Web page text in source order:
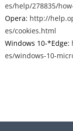
es/help/278835/
Opera: http://
es/cookies.html
Windows 10-*Edge:
es/windows-10-